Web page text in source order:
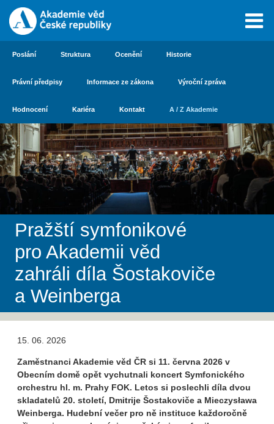
Poslání Struktura Ocenění Historie
Právní předpisy Informace ze zákona Výroční zpráva
Hodnocení Kariéra Kontakt A / Z Akademie
Pražští symfonikové
pro Akademii věd
zahráli díla Šostakoviče
a Weinberga
15. 06. 2026
Zaměstnanci Akademie věd ČR si 11. června 2026 v
Obecním domě opět vychutnali koncert Symfonického
orchestru hl. m. Prahy FOK. Letos si poslechli díla dvou
skladatelů 20. století, Dmitrije Šostakoviče a Mieczysława
Weinberga. Hudební večer pro ně instituce každoročně